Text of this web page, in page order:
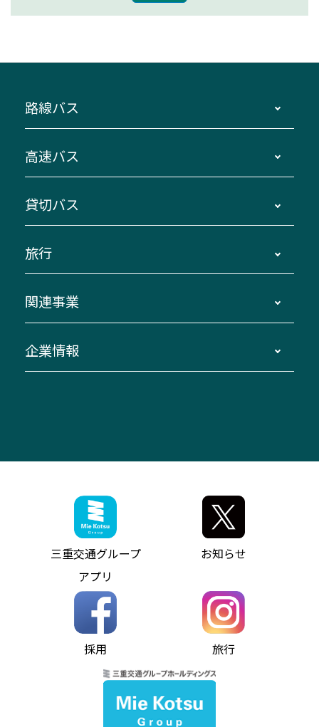
路線バス
主要停留所案内図・時刻表
路線バスのご利用方法
三重交通接近情報バスロケーションシステム
迂回・休止について
臨時バスについて
伊勢二見鳥羽周遊バスCANばす
「みえブルーライン」（三重大学病院直通バ
神都ライナー
ミジュマルのラッピングバス（鈴鹿管内）
参宮バス
神都バス
パールシャトル
バス情報の見える化
コミュニティバス
バス・タクシー交通広告
異常事態発生時のお願い
高速バス
南紀・VISON～横浜・東京・埼玉
伊賀～名古屋
南紀～VISON～名古屋
湯の山温泉～名古屋
桑名・長島温泉・金城ふ頭駅～中部国際空港
（休止中）
お客様駐車場のご案内
アイコンの説明
インターネット予約
よくあるご質問
お問い合わせ
貸切バス
貸切バスのご利用について
お問い合わせ
旅行
貸切バス団体旅行
美し国周遊ばす
関連事業
自家用自動車車両運行管理
ザ・バスコレクション三重交通バスセット
三重交通公式グッズ
企業情報
ファンコーナー
お問い合わせ
お知らせ・最新情報一覧
ニュースリリース
お問い合わせ
個人情報保護方針
ソーシャルメディア運用ポリシー
ホームページのご利用にあたって
Notes for Using this Website
三重交通グループ
アプリ
お知らせ
採用 旅行